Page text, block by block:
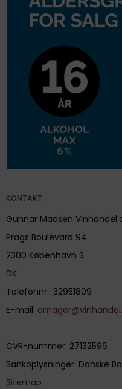
KONTAKT
Gunnar Madsen
Prags Boulevard 94
2300 København S
DK
Telefonnr.: 32951809
E-mail:
CVR-nummer: 27132596
Bankoplysninger: Danske
Sitemap